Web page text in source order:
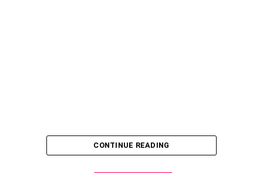
CONTINUE READING